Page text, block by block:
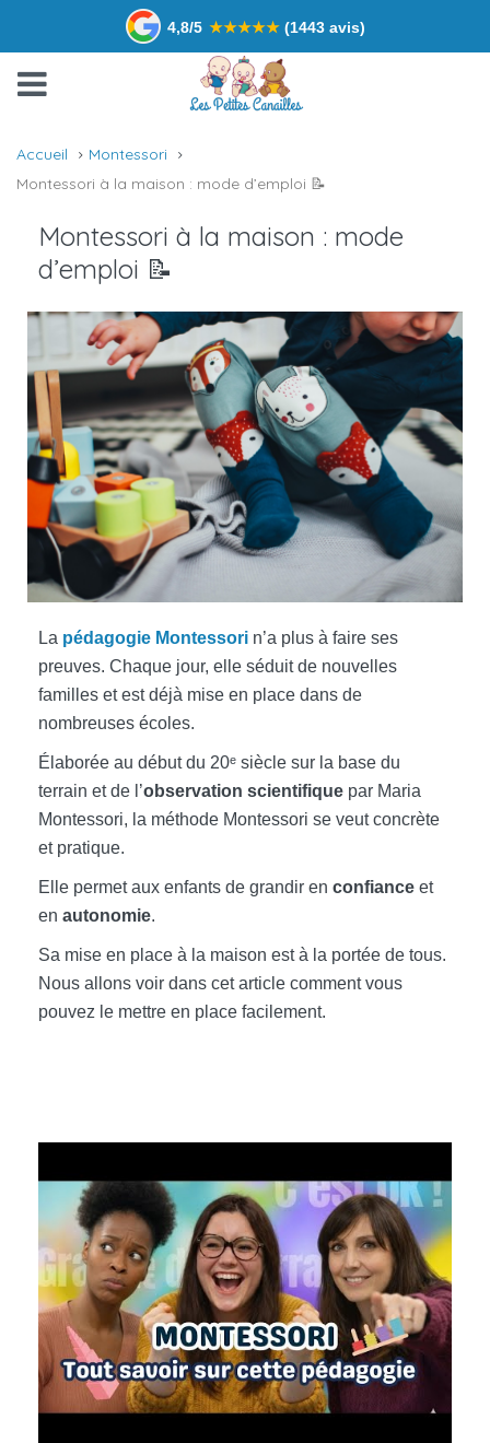
4,8/5 ★★★★★ (1443 avis)
Accueil
Montessori
Montessori à la maison : mode d’emploi 📝
Montessori à la maison : mode
d’emploi 📝
La pédagogie Montessori n’a plus à faire ses
preuves. Chaque jour, elle séduit de nouvelles
familles et est déjà mise en place dans de
nombreuses écoles.
Élaborée au début du 20ᵉ siècle sur la base du
terrain et de l’observation scientifique par Maria
Montessori, la méthode Montessori se veut concrète
et pratique.
Elle permet aux enfants de grandir en confiance et
en autonomie.
Sa mise en place à la maison est à la portée de tous.
Nous allons voir dans cet article comment vous
pouvez le mettre en place facilement.